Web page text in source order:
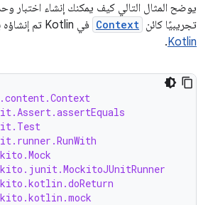
يوضح المثال التالي كيف يمكنك إنشاء اختبار
تجريبيًا كائن Context في Kotlin تم إنشاؤه باستخدام
Kotlin
.